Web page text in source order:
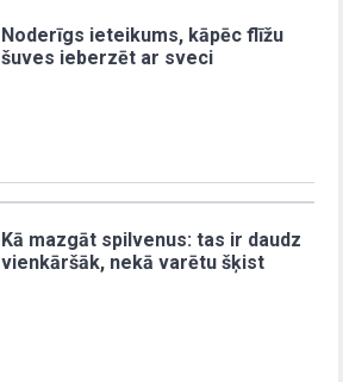
Noderīgs ieteikums, kāpēc flīžu
šuves ieberzēt ar sveci
Kā mazgāt spilvenus: tas ir daudz
vienkāršāk, nekā varētu šķist